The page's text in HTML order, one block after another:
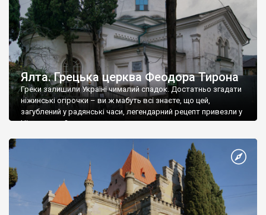
Ялта. Грецька церква Феодора Тирона
Греки залишили Україні чималий спадок. Достатньо згадати
ніжинські огірочки – ви ж мабуть всі знаєте, що цей,
загублений у радянські часи, легендарний рецепт привезли у
Ніжин греки?